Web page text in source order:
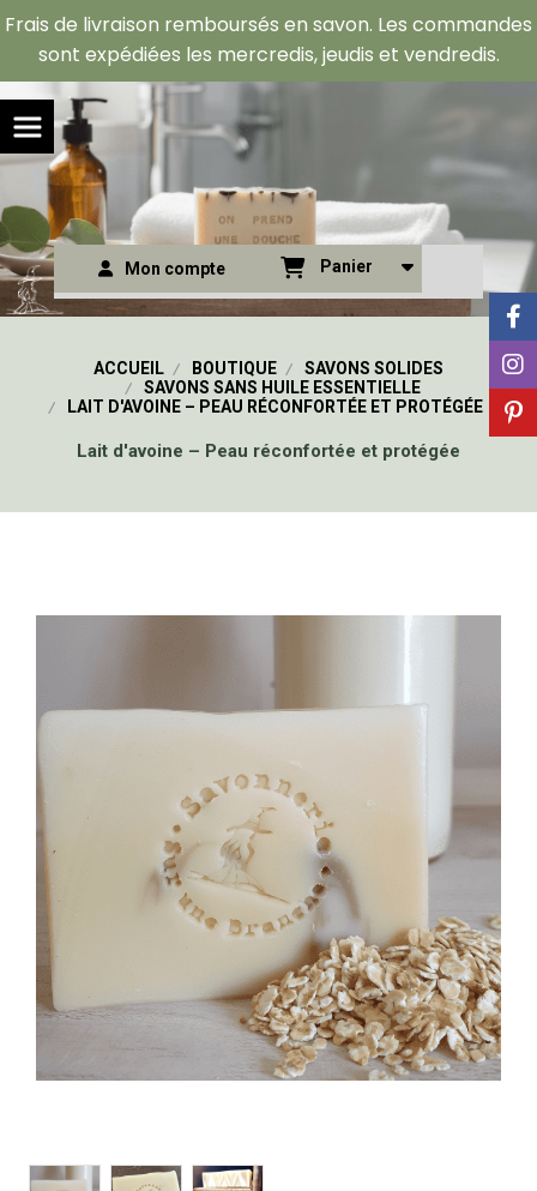
Frais de livraison remboursés en savon. Les commandes
sont expédiées les mercredis, jeudis et vendredis.
Mon compte Panier
ACCUEIL BOUTIQUE
SAVONS SOLIDES
SAVONS SANS HUILE ESSENTIELLE
LAIT D'AVOINE – PEAU RÉCONFORTÉE ET PROTÉGÉE
Lait d'avoine – Peau réconfortée et protégée